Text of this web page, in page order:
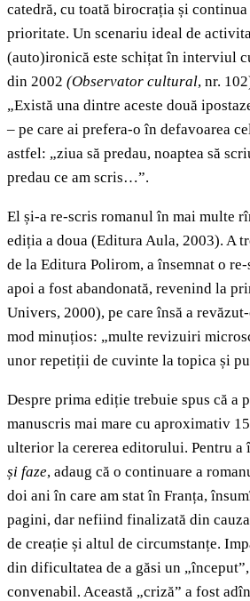
catedră, cu toată birocrația și
prioritate. Un scenariu ideal de
(auto)ironică este schițat în interviul
din 2002 (Observator cultural, nr.
„Există una dintre aceste două
– pe care ai prefera-o în defavoarea
astfel: „ziua să predau, noaptea să
predau ce am scris…”.
El și-a re-scris romanul în mai multe
ediția a doua (Editura Aula, 2003). A
de la Editura Polirom, a însemnat o
apoi a fost abandonată, revenind la
Univers, 2000), pe care însă a
mod minuțios: „multe revizuiri
unor repetiții de cuvinte la topica și
Despre prima ediție trebuie spus că a
manuscris mai mare cu aproximativ
ulterior la cererea editorului. Pentru
și faze, adaug că o continuare a
doi ani în care am stat în Franța,
pagini, dar nefiind finalizată din
de creație și altul de circumstanțe.
din dificultatea de a găsi un
convenabil. Această „criză” a fost